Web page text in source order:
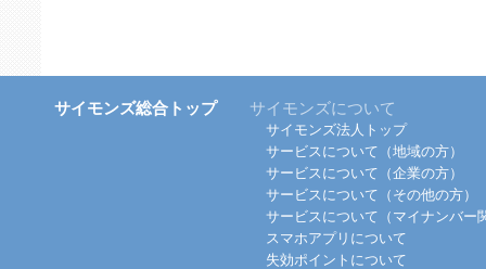
サイモンズ総合トップ サイモンズについて
サイモンズ法人トップ
サービスについて（地域の方）
サービスについて（企業の方）
サービスについて（その他の方）
サービスについて（マイナンバー
スマホアプリについて
失効ポイントについて